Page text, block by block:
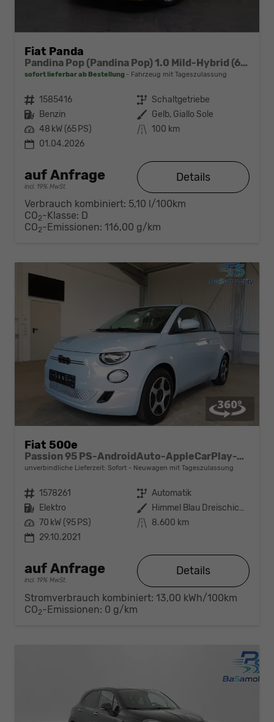
Fiat Panda
Pandina Pop (Pandina Pop) 1.0 Mild-Hybrid (65PS) 6-Gang Schaltgetriebe
sofort lieferbar ab Bestellung Fahrzeug mit Tageszulassung
Fahrzeugnr. 1585416 Getriebe Schaltgetriebe
Kraftstoff Benzin Außenfarbe Gelb, Giallo Sole
Leistung 48 kW (65 PS) Kilometerstand 100 km
01.04.2026
auf Anfrage
incl. 19% MwSt.
Details
Verbrauch kombiniert: 5,10 l/100km
CO2-Klasse: D
CO2-Emissionen: 116,00 g/km
Fiat 500e
Passion 95 PS-AndroidAuto-AppleCarPlay-Verkehrszeichenerkennung-PDC-Tempomat-Sofort
unverbindliche Lieferzeit: Sofort Neuwagen mit Tageszulassung
Fahrzeugnr. 1578261 Getriebe Automatik
Kraftstoff Elektro Außenfarbe
Himmel Blau Dreischicht Lackierung
Leistung 70 kW (95 PS) Kilometerstand 8.600 km
29.10.2021
auf Anfrage
incl. 19% MwSt.
Details
Stromverbrauch kombiniert: 13,00 kWh/100km
CO2-Emissionen: 0 g/km